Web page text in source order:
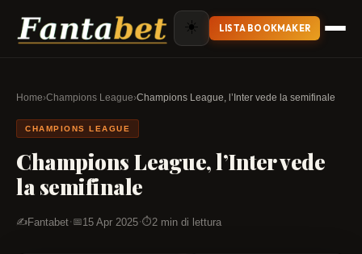
☀️ LISTA BOOKMAKER
Home›Champions League›Champions League, l’Inter vede la semifinale
CHAMPIONS LEAGUE
Champions League, l’Inter vede
la semifinale
✍️Fantabet· 📅15 Apr 2025·⏱️2 min di lettura